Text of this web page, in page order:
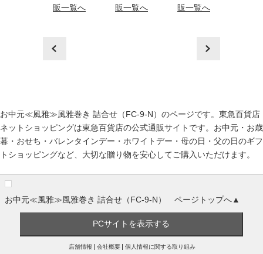
販一覧へ
販一覧へ
販一覧へ
prev next
お中元≪風雅≫風雅巻き 詰合せ（FC-9-N）のページです。東急百貨店
ネットショッピングは東急百貨店の公式通販サイトです。 お中元 ・ お歳
暮 ・ おせち ・ バレンタインデー ・ ホワイトデー ・ 母の日 ・ 父の日のギフ
トショッピングなど、大切な贈り物を安心してご購入いただけます。
お中元≪風雅≫風雅巻き 詰合せ（FC-9-N） ページトップへ▲
PCサイトを表示する
店舗情報 会社概要 個人情報に関する取り組み